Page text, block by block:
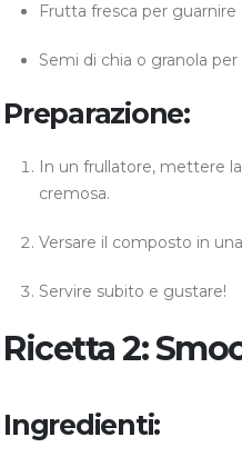
Frutta fresca per
Semi di chia o granola
Preparazione:
In un frullatore, mettere
cremosa.
Versare il composto in
Servire subito e gustare!
Ricetta 2:
Ingredienti: